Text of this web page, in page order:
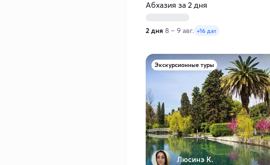
Абхазия за 2 дня
2 дня 8 – 9 авг. +16 дат
Экскурсионные туры
Люсинэ К.